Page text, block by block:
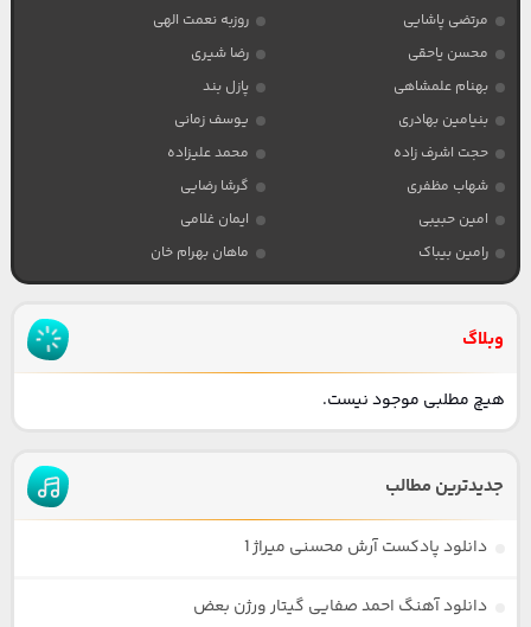
مرتضی پاشایی
روزبه نعمت الهی
محسن یاحقی
رضا شیری
بهنام علمشاهی
پازل بند
بنیامین بهادری
یوسف زمانی
حجت اشرف زاده
محمد علیزاده
شهاب مظفری
گرشا رضایی
امین حبیبی
ایمان غلامی
رامین بیباک
ماهان بهرام خان
وبلاگ
هیچ مطلبی موجود نیست.
جدیدترین مطالب
دانلود پادکست آرش محسنی میراژ 1
دانلود آهنگ احمد صفایی گیتار ورژن بعض